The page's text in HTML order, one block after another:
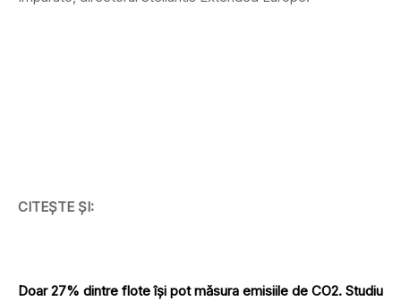
CITEȘTE ȘI:
Doar 27% dintre flote își pot măsura emisiile de CO2. Studiu